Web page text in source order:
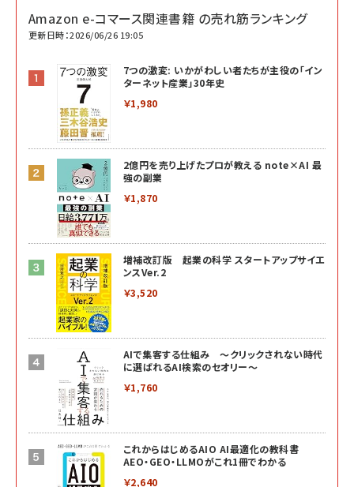
Amazon e-コマース関連書籍 の売れ筋ランキング
更新日時：2026/06/26 19:05
7つの激変: いかがわしい者たちが主役の「イン
ターネット産業」30年史
￥1,980
2億円を売り上げたプロが教える note×AI 最
強の副業
￥1,870
増補改訂版 起業の科学 スタートアップサイエ
ンスVer.2
￥3,520
AIで集客する仕組み ～クリックされない時代
に選ばれるAI検索のセオリー～
￥1,760
これからはじめるAIO AI最適化の教科書
AEO・GEO・LLMOがこれ1冊でわかる
￥2,640